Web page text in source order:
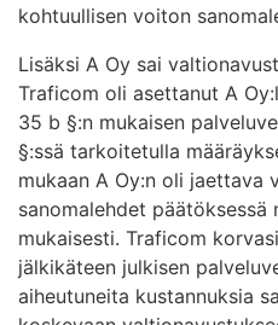
kohtuullisen voiton
Lisäksi A Oy sai
Traficom oli asettanut A
35 b §:n mukaisen
§:ssä tarkoitetulla
mukaan A Oy:n oli jaettava
sanomalehdet
mukaisesti. Traficom
jälkikäteen julkisen
aiheutuneita kustannuksia